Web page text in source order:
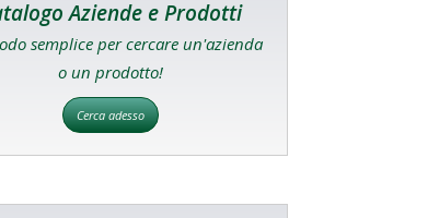
Aziende e Prodotti
semplice per cercare un'azienda
o un prodotto!
Cerca adesso